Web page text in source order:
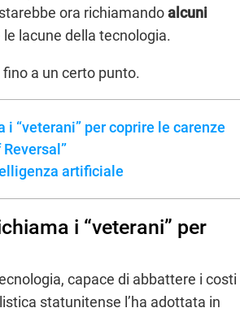
ora richiamandoalcuni
lacune della tecnologia.
a un certo punto.
i “veterani” per coprire le carenze
artificiale
i “veterani” per
capace di abbattere i costi
statunitense l’ha adottata in